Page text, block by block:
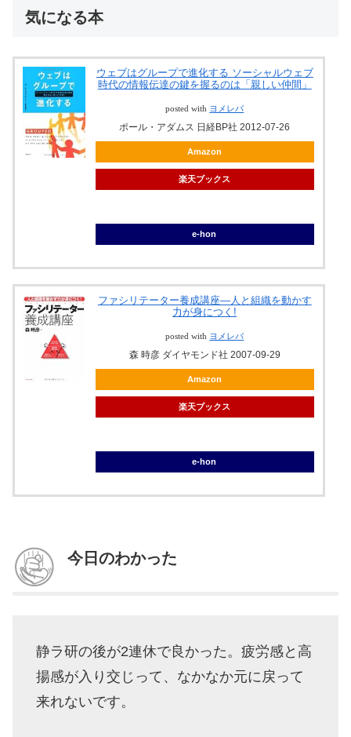
気になる本
ウェブはグループで進化する ソーシャルウェブ
時代の情報伝達の鍵を握るのは「親しい仲間」
posted with ヨメレバ
ポール・アダムス 日経BP社 2012-07-26
Amazon
楽天ブックス
e-hon
ファシリテーター養成講座―人と組織を動かす
力が身につく!
posted with ヨメレバ
森 時彦 ダイヤモンド社 2007-09-29
Amazon
楽天ブックス
e-hon
今日のわかった
静ラ研の後が2連休で良かった。疲労感と高
揚感が入り交じって、なかなか元に戻って
来れないです。